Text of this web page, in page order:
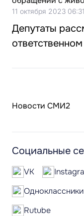
11 октября 2023 06:31
Депутаты
Новости СМИ2
Социальные
VK
Одноклассники
Rutube